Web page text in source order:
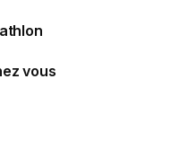
vous